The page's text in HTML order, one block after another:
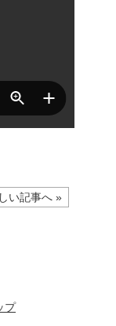
い記事へ »
プ